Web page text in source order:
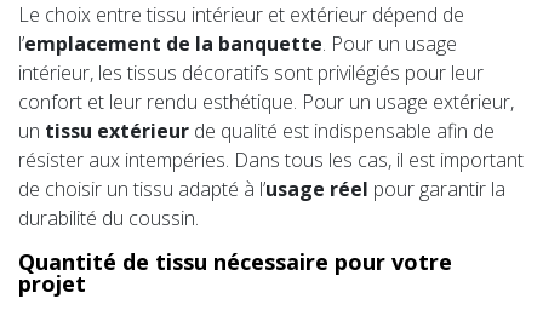
Le choix entre tissu intérieur et extérieur dépend de
l’emplacement de la banquette. Pour un usage
intérieur, les tissus décoratifs sont privilégiés pour leur
confort et leur rendu esthétique. Pour un usage extérieur,
un tissu extérieur de qualité est indispensable afin de
résister aux intempéries. Dans tous les cas, il est important
de choisir un tissu adapté à l’usage réel pour garantir la
durabilité du coussin.
Quantité de tissu nécessaire pour votre
projet